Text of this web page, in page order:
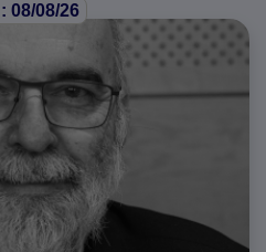
08/08/26